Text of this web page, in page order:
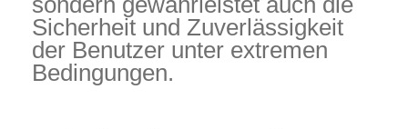
Sicherheit und Zuverlässigkeit
der Benutzer unter extremen
Bedingungen.